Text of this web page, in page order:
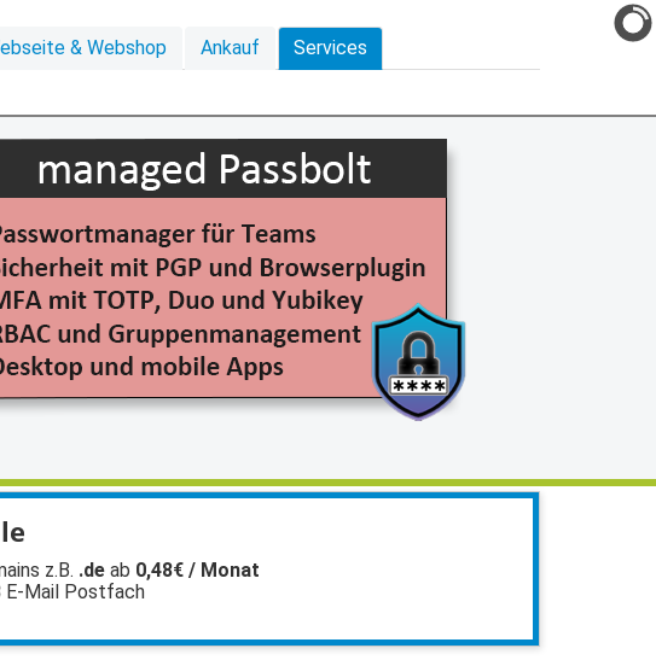
& Webshop Ankauf Services
z.B. .deab 0,48€ / Monat
E-Mail Postfach